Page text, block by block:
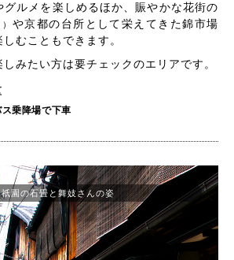
グルメを楽しめるほか、賑やかな花街の
や京都の台所として栄えてきた錦市場
むこともできます。
みたい方は要チェックのエリアです。
乗降場で下車
祇園の石畳と舞妓さんの姿